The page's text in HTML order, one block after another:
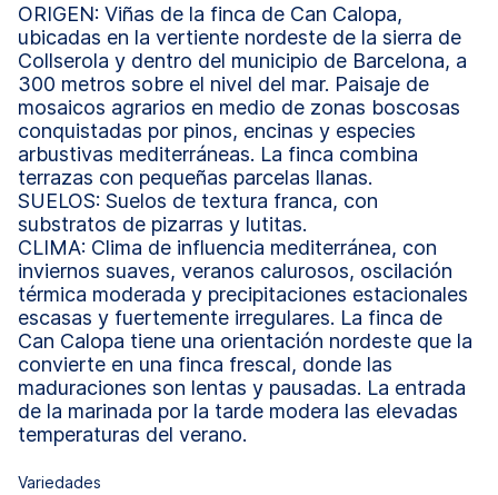
ORIGEN: Viñas de la finca de Can Calopa,
ubicadas en la vertiente nordeste de la sierra de
Collserola y dentro del municipio de Barcelona, a
300 metros sobre el nivel del mar. Paisaje de
mosaicos agrarios en medio de zonas boscosas
conquistadas por pinos, encinas y especies
arbustivas mediterráneas. La finca combina
terrazas con pequeñas parcelas llanas.
SUELOS: Suelos de textura franca, con
substratos de pizarras y lutitas.
CLIMA: Clima de influencia mediterránea, con
inviernos suaves, veranos calurosos, oscilación
térmica moderada y precipitaciones estacionales
escasas y fuertemente irregulares. La finca de
Can Calopa tiene una orientación nordeste que la
convierte en una finca frescal, donde las
maduraciones son lentas y pausadas. La entrada
de la marinada por la tarde modera las elevadas
temperaturas del verano.
Variedades